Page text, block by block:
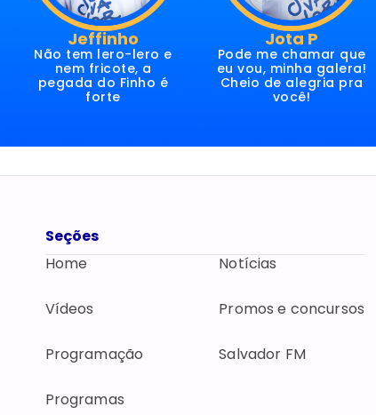
Jeffinho
Não tem lero-lero e
nem fricote, a
pegada do Finho é
forte
Jota P
Pode me chamar que
eu vou, minha galera!
Cheio de alegria pra
você!
Seções
Home
Notícias
Vídeos Promos e concursos
Programação Salvador FM
Programas